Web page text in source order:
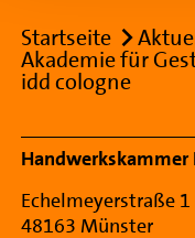
Breadcrumb
Startseite
Akademie für
idd cologne
Footer Navigation
Echelmeyerstraße 1
48163 Münster